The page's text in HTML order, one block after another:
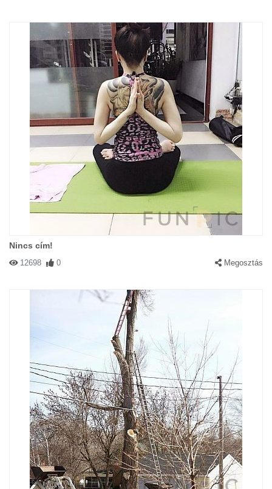
Nincs cím!
12698 0 Megosztás